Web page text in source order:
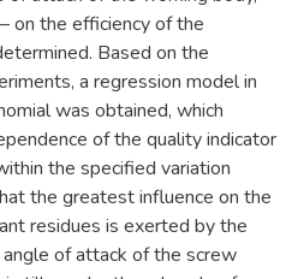
on the efficiency of the
Based on the
a regression model in
was obtained, which
of the quality indicator
the specified variation
the greatest influence on the
residues is exerted by the
of attack of the screw